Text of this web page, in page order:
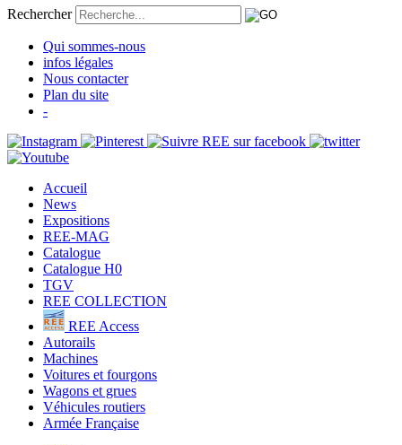
Rechercher
Qui sommes-nous
infos légales
Nous contacter
Plan du site
-
Accueil
News
Expositions
REE-MAG
Catalogue
Catalogue H0
TGV
REE COLLECTION
REE Access
Autorails
Machines
Voitures et fourgons
Wagons et grues
Véhicules routiers
Armée Française